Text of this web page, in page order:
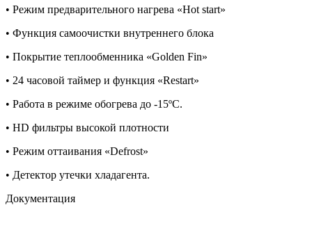
• Режим предварительного нагрева «Hot start»
• Функция самоочистки внутреннего блока
• Покрытие теплообменника «Golden Fin»
• 24 часовой таймер и функция «Restart»
• Работа в режиме обогрева до -15ºС.
• HD фильтры высокой плотности
• Режим оттаивания «Defrost»
• Детектор утечки хладагента.
Документация